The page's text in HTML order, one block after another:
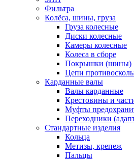
Фильтра
Колёса, шины, груза
Груза колесные
Диски колесные
Камеры колесные
Колеса в сборе
Покрышки (шины)
Цепи
Карданные валы
Валы карданные
Крестовины и
Муфты
Переходники
Стандартные изделия
Кольца
Метизы, крепеж
Пальцы